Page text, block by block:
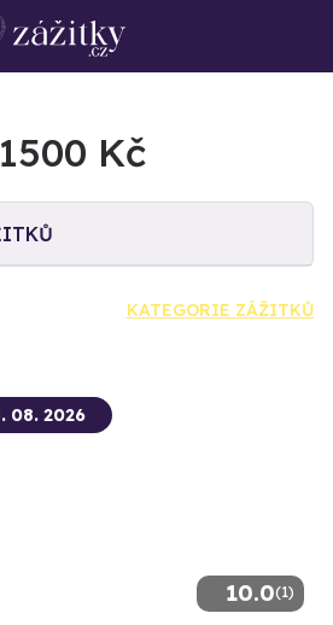
Kč
KATEGORIE ZÁŽITKŮ
10.0(1)
08. 2026